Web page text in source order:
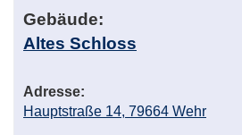
Gebäude:
Altes Schloss
Adresse:
Hauptstraße 14, 79664 Wehr